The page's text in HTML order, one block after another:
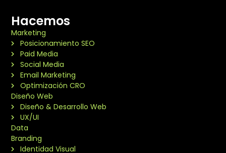
Hacemos
Marketing
Posicionamiento SEO
Paid Media
Social Media
Email Marketing
Optimización CRO
Diseño Web
Diseño & Desarrollo Web
UX/UI
Data
Branding
Identidad Visual